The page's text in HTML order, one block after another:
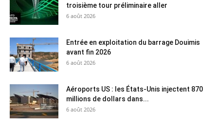
troisième tour préliminaire aller
6 août 2026
Entrée en exploitation du barrage Douimis
avant fin 2026
6 août 2026
Aéroports US : les États-Unis injectent 870
millions de dollars dans...
6 août 2026